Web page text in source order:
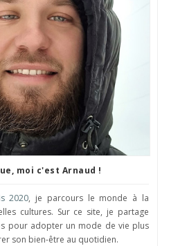
moi c'est Arnaud !
2020, je parcours le monde à la
cultures. Sur ce site, je partage
pour adopter un mode de vie plus
son bien-être au quotidien.